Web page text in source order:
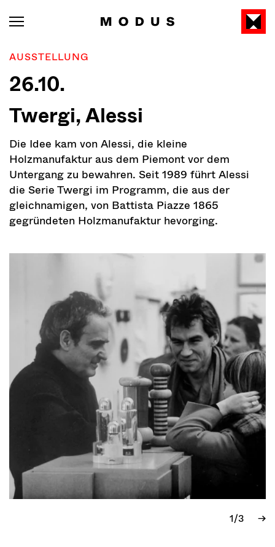
AUSSTELLUNG
26.10.
Twergi, Alessi
Die Idee kam von Alessi, die kleine
Holzmanufaktur aus dem Piemont vor dem
Untergang zu bewahren. Seit 1989 führt Alessi
die Serie Twergi im Programm, die aus der
gleichnamigen, von Battista Piazze 1865
gegründeten Holzmanufaktur hevorging.
1/3 →